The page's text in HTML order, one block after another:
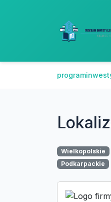
Wielkopolskie
Podkarpackie